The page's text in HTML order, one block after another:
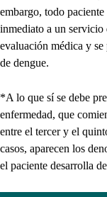
embargo, todo
inmediato a un servicio
evaluación médica y
de dengue.
*A lo que sí se debe
enfermedad, que
entre el tercer y el
casos, aparecen los
el paciente desarrolla